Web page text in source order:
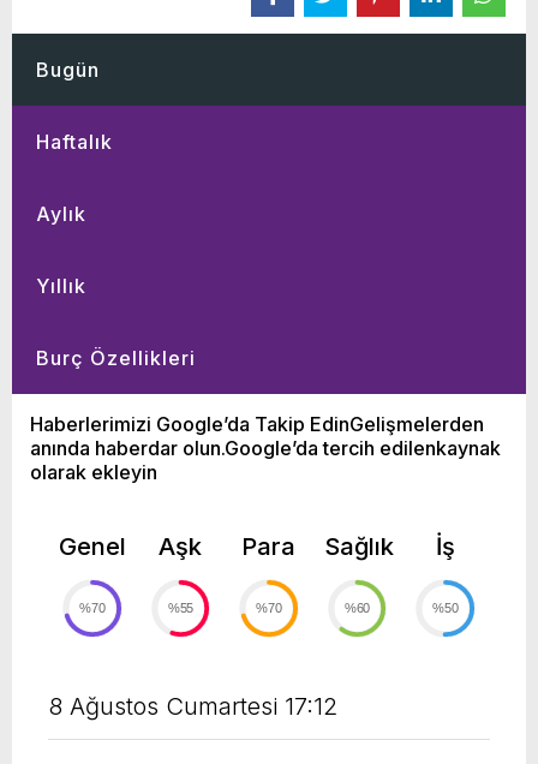
Bugün
Haftalık
Aylık
Yıllık
Burç Özellikleri
Haberlerimizi Google’da Takip EdinGelişmelerden
anında haberdar olun.Google’da tercih edilenkaynak
olarak ekleyin
Genel
%70
Aşk
%55
Para
%70
Sağlık
%60
İş
%50
8 Ağustos Cumartesi 17:12